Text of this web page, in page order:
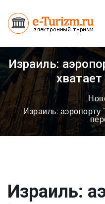
Израиль:
Израиль:
Израиль: